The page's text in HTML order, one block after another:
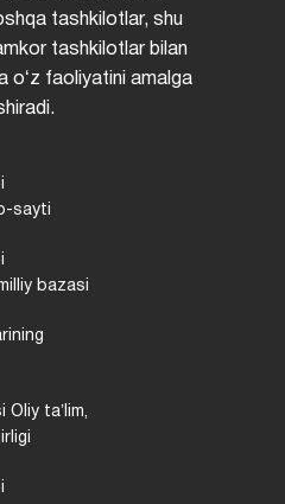
tashkilotlar, shu
tashkilotlar bilan
oʻz faoliyatini amalga
sayti
bazasi
Oliy taʼlim,